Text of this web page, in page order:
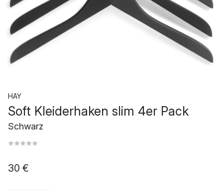
HAY
Soft Kleiderhaken slim 4er Pack
Schwarz
30 €